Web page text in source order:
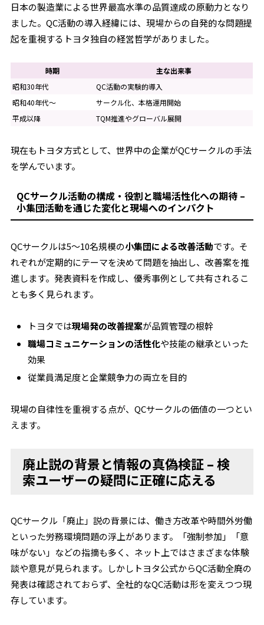
日本の製造業による世界最高水準の品質達成の原動力となり
ました。QC活動の導入経緯には、現場からの自発的な問題提
起を重視するトヨタ独自の経営哲学がありました。
時期
主な出来事
昭和30年代
QC活動の実験的導入
昭和40年代〜
サークル化、本格運用開始
平成以降
TQM推進やグローバル展開
現在もトヨタ方式として、世界中の企業がQCサークルの手法
を学んでいます。
QCサークル活動の構成・役割と職場活性化への期待 –
小集団活動を通じた変化と現場へのインパクト
QCサークルは5～10名規模の小集団による改善活動です。そ
れぞれが定期的にテーマを決めて問題を抽出し、改善案を推
進します。発表資料を作成し、優秀事例として共有されるこ
とも多く見られます。
トヨタでは現場発の改善提案が品質管理の根幹
職場コミュニケーションの活性化や技能の継承といった
効果
従業員満足度と企業競争力の両立を目的
現場の自律性を重視する点が、QCサークルの価値の一つとい
えます。
廃止説の背景と情報の真偽検証 – 検
索ユーザーの疑問に正確に応える
QCサークル「廃止」説の背景には、働き方改革や時間外労働
といった労務環境問題の浮上があります。「強制参加」「意
味がない」などの指摘も多く、ネット上ではさまざまな体験
談や意見が見られます。しかしトヨタ公式からQC活動全廃の
発表は確認されておらず、全社的なQC活動は形を変えつつ現
存しています。